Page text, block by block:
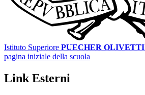
Istituto Superiore PUECHER OLIVETTI
pagina iniziale della scuola
Link Esterni